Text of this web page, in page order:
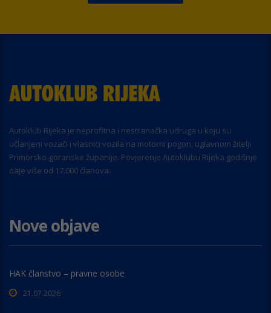
Autoklub Rijeka je neprofitna i nestranačka udruga u koju su
učlanjeni vozači i vlasnici vozila na motorni pogon, uglavnom žitelji
Primorsko-goranske županije. Povjerenje Autoklubu Rijeka godišnje
daje više od 17.000 članova.
Nove objave
HAK članstvo – pravne osobe
21.07.2026